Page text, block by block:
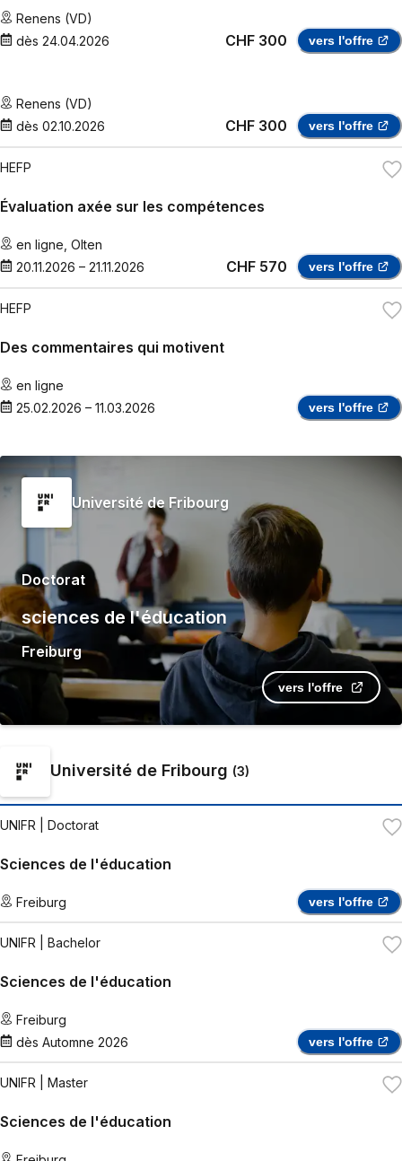
Renens (VD)
dès 24.04.2026 CHF 300 vers l'offre
Renens (VD)
dès 02.10.2026 CHF 300 vers l'offre
HEFP
Évaluation axée sur les compétences
en ligne Olten
20.11.2026 – 21.11.2026 CHF 570 vers l'offre
HEFP
Des commentaires qui motivent
en ligne
25.02.2026 – 11.03.2026 vers l'offre
Université de Fribourg
Doctorat
sciences de l'éducation
Freiburg
vers l'offre
Université de Fribourg (3)
UNIFR | Doctorat
Sciences de l'éducation
Freiburg vers l'offre
UNIFR | Bachelor
Sciences de l'éducation
Freiburg
dès Automne 2026 vers l'offre
UNIFR | Master
Sciences de l'éducation